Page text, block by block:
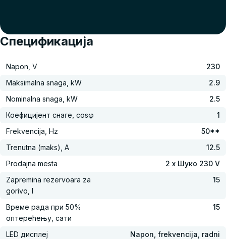
Спецификација
Napon, V
230
Maksimalna snaga, kW
2.9
Nominalna snaga, kW
2.5
Коефицијент снаге, cosφ
1
Frekvencija, Hz
50**
Trenutna (maks), A
12.5
Prodajna mesta
2 x Шуко 230 V
Zapremina rezervoara za
gorivo, l
15
Време рада при 50%
оптерећењу, сати
15
LED дисплеј
Napon, frekvencija, radni